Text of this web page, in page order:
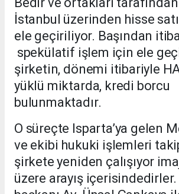
İstanbul üzerinden hisse
ele geçiriliyor. Başından
spekülatif işlem için ele
şirketin, dönemi itibariyle
yüklü miktarda, kredi borcu
bulunmaktadır.
O süreçte Isparta’ya gelen
ve ekibi hukuki işlemleri
şirkete yeniden çalışıyor
üzere arayış